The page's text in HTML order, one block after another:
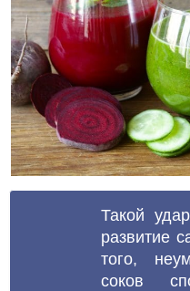
Такой
развитие
того,
соков